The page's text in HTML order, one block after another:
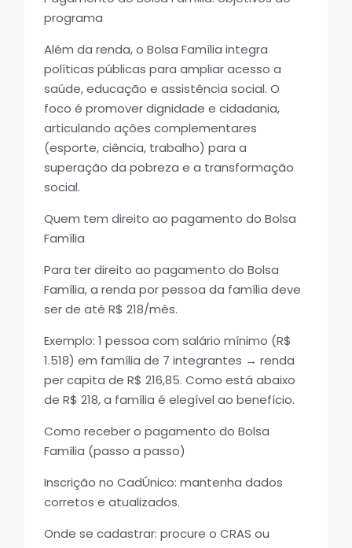
programa
Além da renda, o Bolsa Família integra
políticas públicas para ampliar acesso a
saúde, educação e assistência social. O
foco é promover dignidade e cidadania,
articulando ações complementares
(esporte, ciência, trabalho) para a
superação da pobreza e a transformação
social.
Quem tem direito ao pagamento do Bolsa
Família
Para ter direito ao pagamento do Bolsa
Família, a renda por pessoa da família deve
ser de até R$ 218/mês.
Exemplo: 1 pessoa com salário mínimo (R$
1.518) em família de 7 integrantes → renda
per capita de R$ 216,85. Como está abaixo
de R$ 218, a família é elegível ao benefício.
Como receber o pagamento do Bolsa
Família (passo a passo)
Inscrição no CadÚnico: mantenha dados
corretos e atualizados.
Onde se cadastrar: procure o CRAS ou